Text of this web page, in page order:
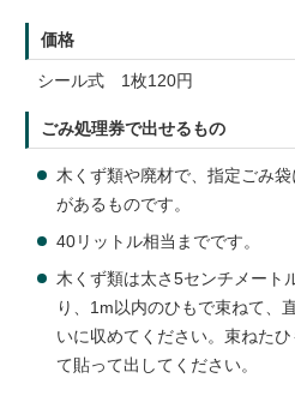
価格
シール式 1枚120円
ごみ処理券で出せるもの
木くず類や廃材で、指定ごみ
があるものです。
40リットル相当までです。
木くず類は太さ5センチメート
り、1m以内のひもで束ねて、
いに収めてください。束ねた
て貼って出してください。